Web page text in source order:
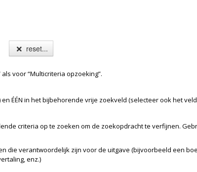
reset...
voor “Multicriteria opzoeking”.
ÉÉN in het bijbehorende vrije zoekveld (selecteer ook het
criteria op te zoeken om de zoekopdracht te verfijnen.
die verantwoordelijk zijn voor de uitgave (bijvoorbeeld een
enz.)